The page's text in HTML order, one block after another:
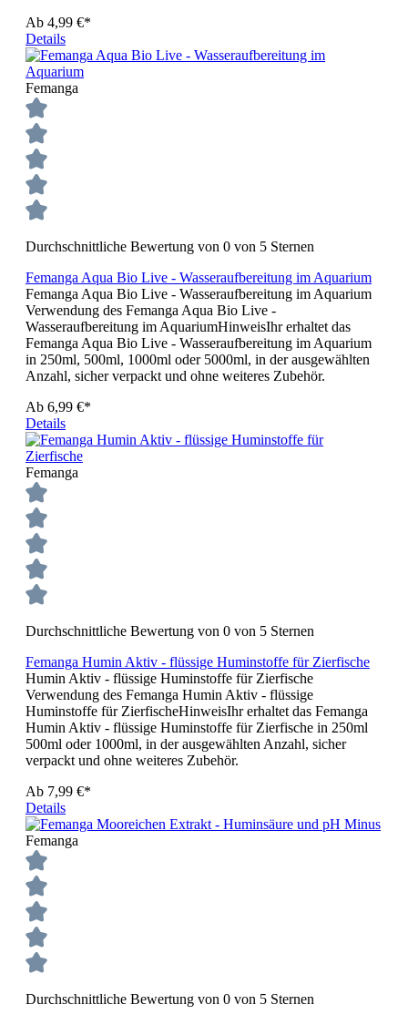
Ab 4,99 €*
Details
Femanga
Durchschnittliche Bewertung von 0 von 5 Sternen
Femanga Aqua Bio Live - Wasseraufbereitung im Aquarium
Femanga Aqua Bio Live - Wasseraufbereitung im Aquarium
Verwendung des Femanga Aqua Bio Live -
Wasseraufbereitung im AquariumHinweisIhr erhaltet das
Femanga Aqua Bio Live - Wasseraufbereitung im Aquarium
in 250ml, 500ml, 1000ml oder 5000ml, in der ausgewählten
Anzahl, sicher verpackt und ohne weiteres Zubehör.
Ab 6,99 €*
Details
Femanga
Durchschnittliche Bewertung von 0 von 5 Sternen
Femanga Humin Aktiv - flüssige Huminstoffe für Zierfische
Humin Aktiv - flüssige Huminstoffe für Zierfische
Verwendung des Femanga Humin Aktiv - flüssige
Huminstoffe für ZierfischeHinweisIhr erhaltet das Femanga
Humin Aktiv - flüssige Huminstoffe für Zierfische in 250ml
500ml oder 1000ml, in der ausgewählten Anzahl, sicher
verpackt und ohne weiteres Zubehör.
Ab 7,99 €*
Details
Femanga
Durchschnittliche Bewertung von 0 von 5 Sternen